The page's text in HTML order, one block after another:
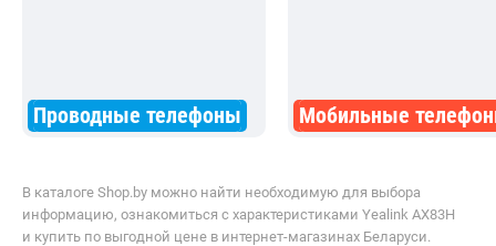
Проводные телефоны Мобильные
В каталоге Shop.by можно найти необходимую для выбора
информацию, ознакомиться с характеристиками Yealink AX83H
и купить по выгодной цене в интернет-магазинах Беларуси.